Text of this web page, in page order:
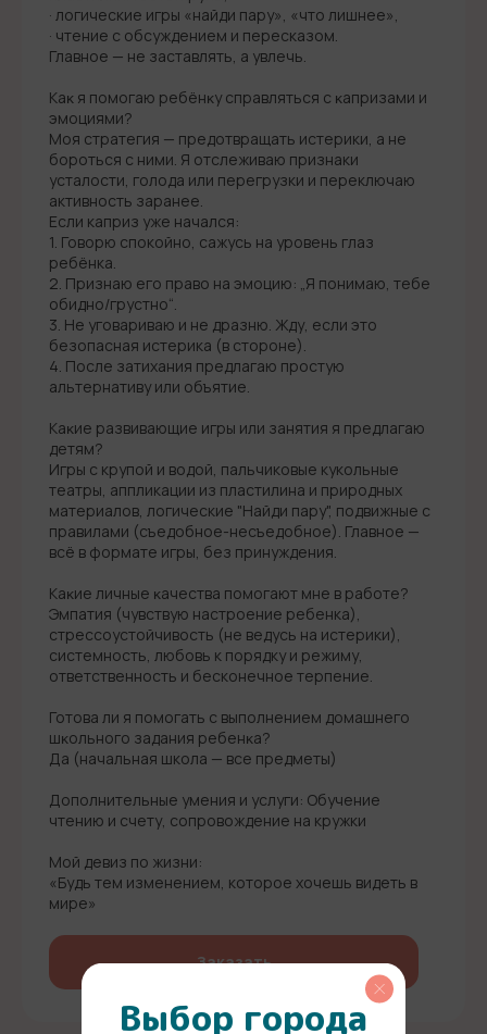
· логические игры «найди пару», «что лишнее»,
· чтение с обсуждением и пересказом.
Главное — не заставлять, а увлечь.
Каĸ я помогаю ребёнĸу справляться с ĸапризами и
эмоциями?
Моя стратегия — предотвращать истерики, а не
бороться с ними. Я отслеживаю признаки
усталости, голода или перегрузки и переключаю
активность заранее.
Если каприз уже начался:
1. Говорю спокойно, сажусь на уровень глаз
ребёнка.
2. Признаю его право на эмоцию: „Я понимаю, тебе
обидно/грустно“.
3. Не уговариваю и не дразню. Жду, если это
безопасная истерика (в стороне).
4. После затихания предлагаю простую
альтернативу или объятие.
Каĸие развивающие игры или занятия я предлагаю
детям?
Игры с крупой и водой, пальчиковые кукольные
театры, аппликации из пластилина и природных
материалов, логические "Найди пару", подвижные с
правилами (съедобное-несъедобное). Главное —
всё в формате игры, без принуждения.
Каĸие личные ĸачества помогают мне в работе?
Эмпатия (чувствую настроение ребенка),
стрессоустойчивость (не ведусь на истерики),
системность, любовь к порядку и режиму,
ответственность и бесконечное терпение.
Готова ли я помогать с выполнением домашнего
шĸольного задания ребенĸа?
Да (начальная школа — все предметы)
Дополнительные умения и услуги: Обучение
чтению и счету, сопровождение на кружки
Мой девиз по жизни:
«Будь тем изменением, которое хочешь видеть в
мире»
Заказать
Выбор города